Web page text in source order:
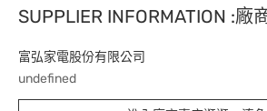
SUPPLIER INFORMATION :廠
富弘家電股份有限公司
undefined